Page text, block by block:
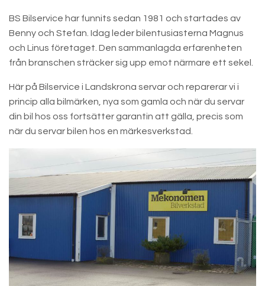
BS Bilservice har funnits sedan 1981 och startades av
Benny och Stefan. Idag leder bilentusiasterna Magnus
och Linus företaget. Den sammanlagda erfarenheten
från branschen sträcker sig upp emot närmare ett sekel.
Här på Bilservice i Landskrona servar och reparerar vi i
princip alla bilmärken, nya som gamla och när du servar
din bil hos oss fortsätter garantin att gälla, precis som
när du servar bilen hos en märkesverkstad.